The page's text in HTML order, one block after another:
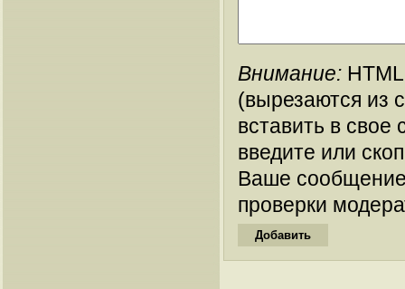
Внимание:
(вырезаются из
вставить в
введите или
Ваше
проверки